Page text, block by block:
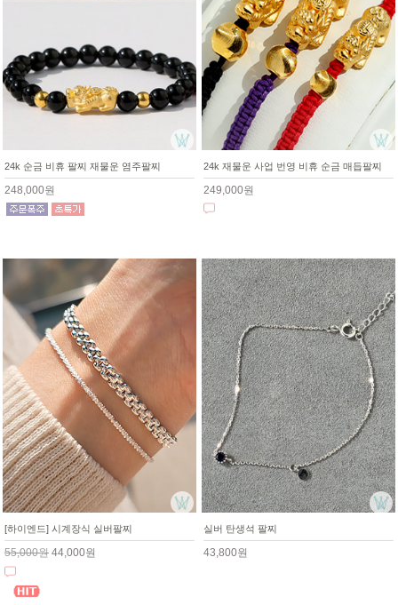
24k 순금 비휴 팔찌 재물운 염주팔찌
248,000원
24k 재물운 사업 번영 비휴 순금 매듭팔찌
249,000원
[하이엔드] 시계장식 실버팔찌
55,000원 44,000원
실버 탄생석 팔찌
43,800원